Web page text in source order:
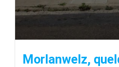
Morlanwelz,